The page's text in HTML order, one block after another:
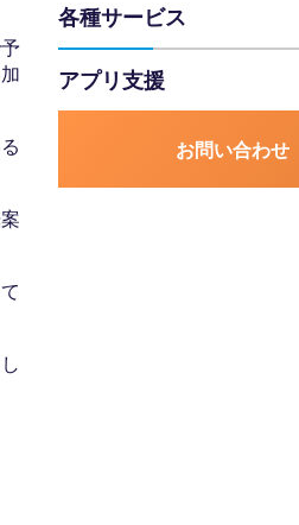
各種サービス
アプリ支援
お問い合わせ